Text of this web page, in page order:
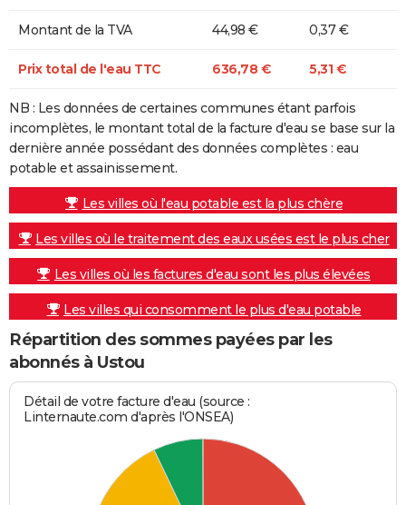
Montant de la TVA 44,98 € 0,37 €
Prix total de l'eau TTC 636,78 € 5,31 €
NB : Les données de certaines communes étant parfois
incomplètes, le montant total de la facture d'eau se base sur la
dernière année possédant des données complètes : eau
potable et assainissement.
Les villes où l'eau potable est la plus chère
Les villes où le traitement des eaux usées est le plus cher
Les villes où les factures d'eau sont les plus élevées
Les villes qui consomment le plus d'eau potable
Répartition des sommes payées par les
abonnés à Ustou
Détail de votre facture d'eau (source :
Linternaute.com d'après l'ONSEA)